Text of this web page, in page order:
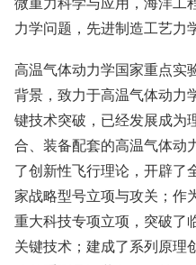
微重力科学与应用，海洋工
力学问题，先进制造工艺力
高温气体动力学国家重点实
背景，致力于高温气体动力
键技术突破，已经发展成为
合、装备配套的高温气体动
了创新性飞行理论，开辟了
家战略型号立项与攻关；作
重大科技专项立项，突破了
关键技术；建成了系列原理